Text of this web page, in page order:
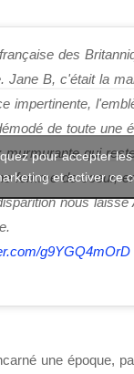
des
Jane B, c'était la
impertinente,
de toute une
murmurante qui
femme de coeur,
nous laisse
g9YGQ4mOrD
pour accepter
et activer ce
une époque,